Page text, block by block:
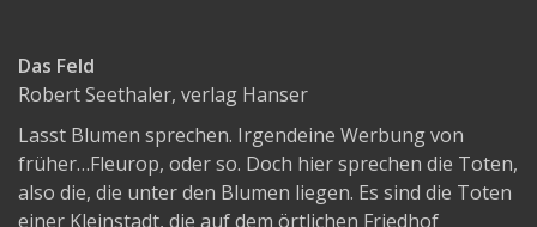
Das Feld
Robert Seethaler, verlag Hanser
Lasst Blumen sprechen. Irgendeine Werbung von
früher…Fleurop, oder so. Doch hier sprechen die Toten,
also die, die unter den Blumen liegen. Es sind die Toten
einer Kleinstadt, die auf dem örtlichen Friedhof